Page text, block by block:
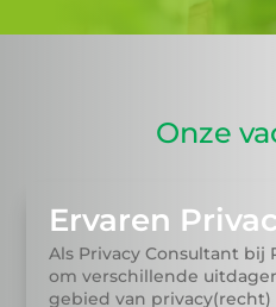
Onze
Ervaren
Als Privacy Consultant bij
om verschillende
gebied van